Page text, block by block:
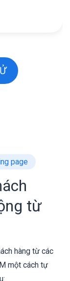
page
từ
hàng từ các
một cách tự